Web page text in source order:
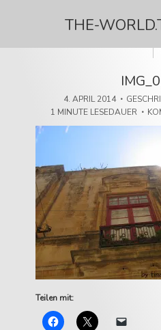
THE-
4. APRIL 2014
1 MINUTE LESEDAUER
Teilen mit: